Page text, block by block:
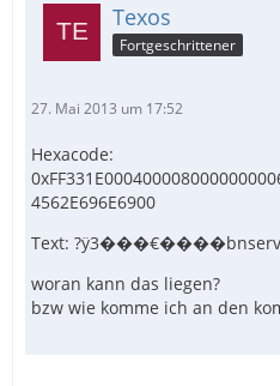
Texos
Fortgeschrittener
27. Mai 2013 um 17:52
Hexacode:
4562E696E6900
Text:
woran kann das liegen?
bzw wie komme ich an den